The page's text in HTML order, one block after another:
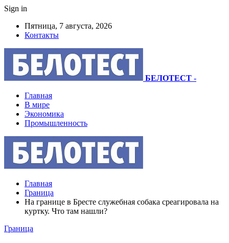
Sign in
Пятница, 7 августа, 2026
Контакты
БЕЛОТЕСТ -
Главная
В мире
Экономика
Промышленность
Главная
Граница
На границе в Бресте служебная собака среагировала на
куртку. Что там нашли?
Граница